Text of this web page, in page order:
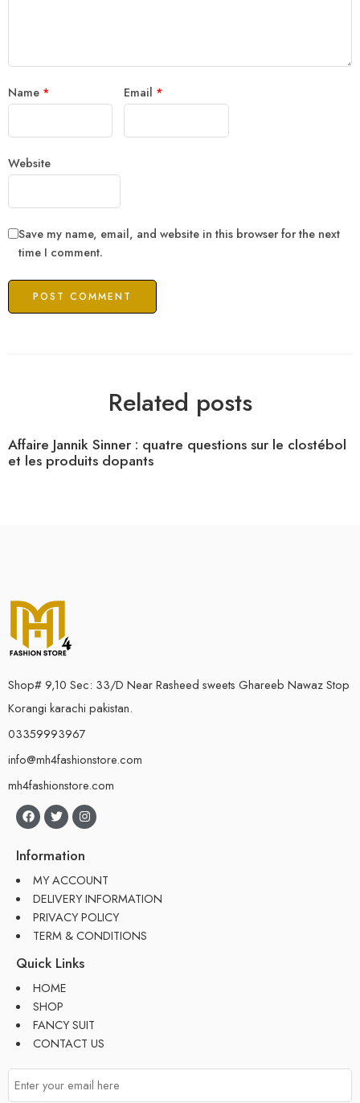
Name * Email *
Website
Save my name, email, and website in this browser for the next
time I comment.
Related posts
Affaire Jannik Sinner : quatre questions sur le clostébol
et les produits dopants
Shop# 9,10 Sec: 33/D Near Rasheed sweets Ghareeb Nawaz Stop
Korangi karachi pakistan.
03359993967
info@mh4fashionstore.com
mh4fashionstore.com
Information
MY ACCOUNT
DELIVERY INFORMATION
PRIVACY POLICY
TERM & CONDITIONS
Quick Links
HOME
SHOP
FANCY SUIT
CONTACT US